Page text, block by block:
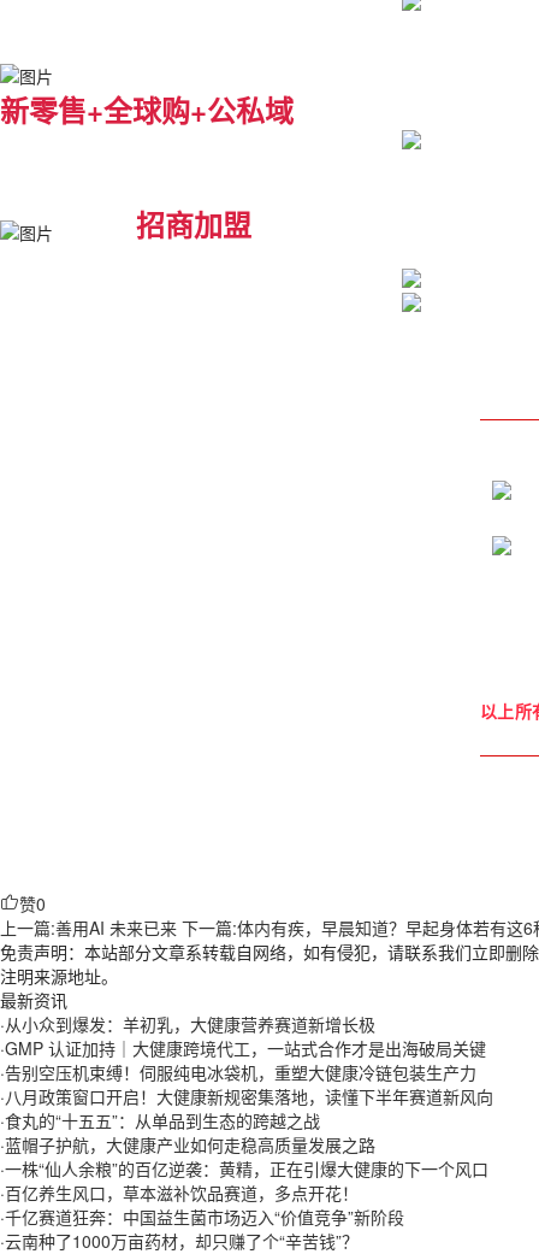
新零售+全球购+公私域
招商加盟
以上所
赞0
上一篇:善用AI 未来已来 下一篇:体内有疾，早晨知道？早起身体若有这
免责声明：本站部分文章系转载自网络，如有侵犯，请联系我们立即
注明来源地址。
最新资讯
·从小众到爆发：羊初乳，大健康营养赛道新增长极
·GMP 认证加持｜大健康跨境代工，一站式合作才是出海破局关键
·告别空压机束缚！伺服纯电冰袋机，重塑大健康冷链包装生产力
·八月政策窗口开启！大健康新规密集落地，读懂下半年赛道新风向
·食丸的“十五五”：从单品到生态的跨越之战
·蓝帽子护航，大健康产业如何走稳高质量发展之路
·一株“仙人余粮”的百亿逆袭：黄精，正在引爆大健康的下一个风口
·百亿养生风口，草本滋补饮品赛道，多点开花！
·千亿赛道狂奔：中国益生菌市场迈入“价值竞争”新阶段
·云南种了1000万亩药材，却只赚了个“辛苦钱”？